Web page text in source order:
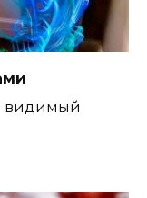
видимый